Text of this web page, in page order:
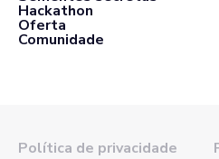
Hackathon
Oferta
Comunidade
Política de privacidade